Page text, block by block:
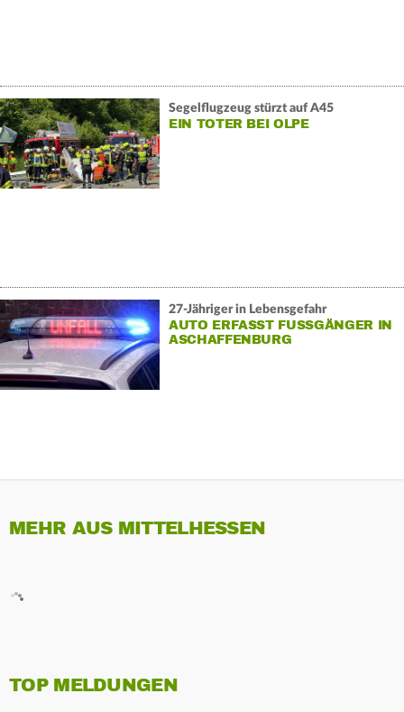
Segelflugzeug stürzt auf A45
EIN TOTER BEI OLPE
27-Jähriger in Lebensgefahr
AUTO ERFASST FUSSGÄNGER IN A
SCHAFFENBURG
MEHR AUS MITTELHESSEN
TOP MELDUNGEN